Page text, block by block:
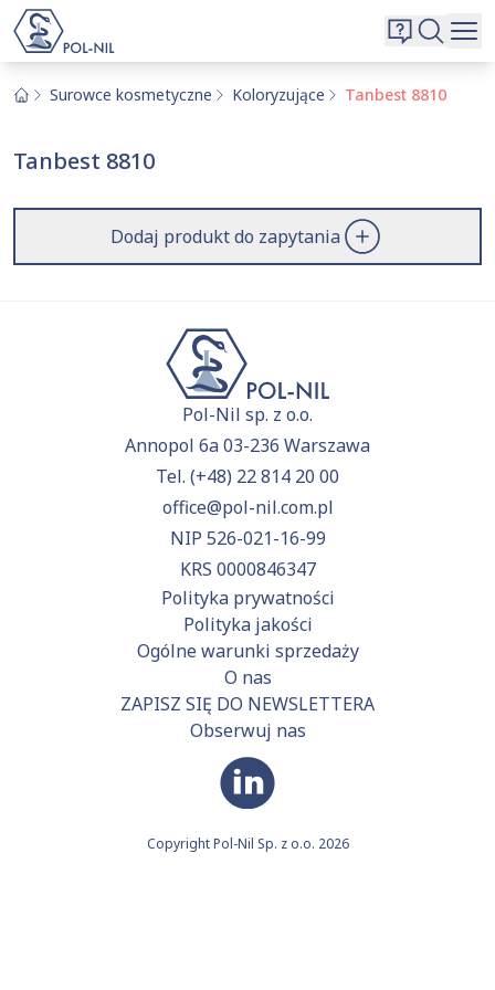
Kontakt
Surowce kosmetyczne Koloryzujące Tanbest 8810
Tanbest 8810
Dodaj produkt do zapytania
Pol-Nil sp. z o.o.
Annopol 6a 03-236 Warszawa
Tel. (+48) 22 814 20 00
office@pol-nil.com.pl
NIP 526-021-16-99
KRS 0000846347
Polityka prywatności
Polityka jakości
Ogólne warunki sprzedaży
O nas
ZAPISZ SIĘ DO NEWSLETTERA
Obserwuj nas
Copyright Pol-Nil Sp. z o.o. 2026
Wybrane surowce i substancje
Przejdź doofertyi dodaj surowce, o których chcesz
dowiedzieć się więcej.
Wyszukiwarka
Szukaj